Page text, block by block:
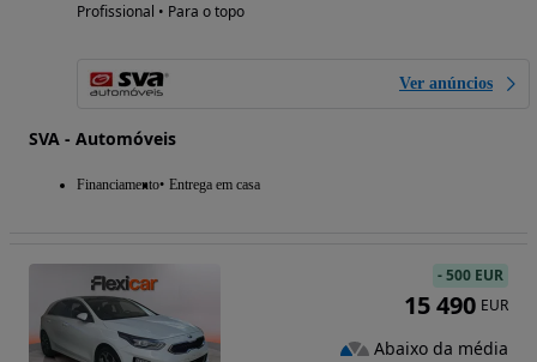
Profissional • Para o topo
Ver anúncios
SVA - Automóveis
Financiamento Entrega em casa
-500 EUR
15 490 EUR
Abaixo da média